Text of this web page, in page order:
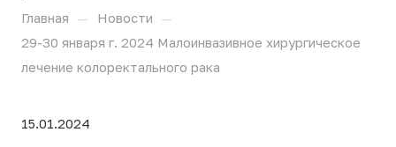
Главная — Новости —
29-30 января г. 2024 Малоинвазивное хирургическое
лечение колоректального рака
15.01.2024